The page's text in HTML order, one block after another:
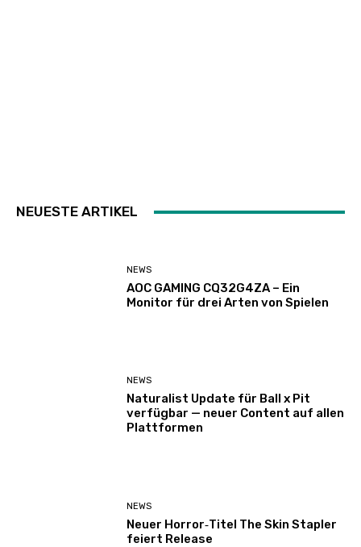
NEUESTE ARTIKEL
NEWS
AOC GAMING CQ32G4ZA – Ein
Monitor für drei Arten von Spielen
NEWS
Naturalist Update für Ball x Pit
verfügbar — neuer Content auf allen
Plattformen
NEWS
Neuer Horror‑Titel The Skin Stapler
feiert Release